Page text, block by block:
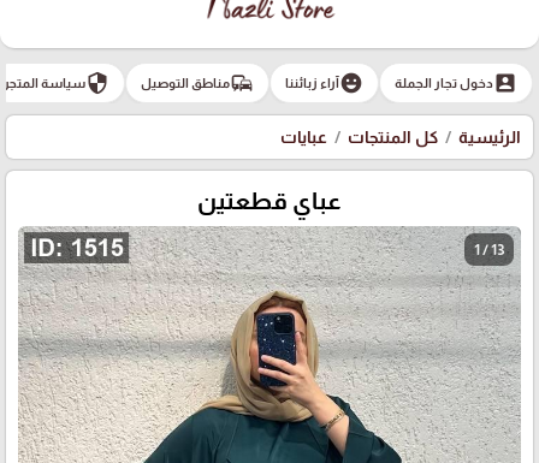
account_boxدخول تجار الجملة emoji_emotionsآراء زبائننا commuteمناطق التوصيل securityسياسة المتجر
الرئيسية كل المنتجات عبايات
عباي قطعتين
1 / 13